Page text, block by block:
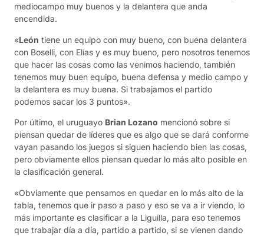
mediocampo muy buenos y la delantera que anda
encendida.
«León tiene un equipo con muy bueno, con buena delantera
con Boselli, con Elías y es muy bueno, pero nosotros tenemos
que hacer las cosas como las venimos haciendo, también
tenemos muy buen equipo, buena defensa y medio campo y
la delantera es muy buena. Si trabajamos el partido
podemos sacar los 3 puntos».
Por último, el uruguayo Brian Lozano mencionó sobre si
piensan quedar de líderes que es algo que se dará conforme
vayan pasando los juegos si siguen haciendo bien las cosas,
pero obviamente ellos piensan quedar lo más alto posible en
la clasificación general.
«Obviamente que pensamos en quedar en lo más alto de la
tabla, tenemos que ir paso a paso y eso se va a ir viendo, lo
más importante es clasificar a la Liguilla, para eso tenemos
que trabajar día a día, partido a partido, si se vienen dando